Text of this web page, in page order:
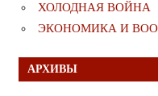
ХОЛОДНАЯ ВОЙНА
ЭКОНОМИКА И
АРХИВЫ